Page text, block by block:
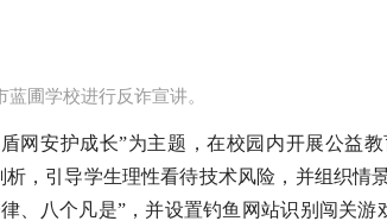
圃学校进行反诈宣讲​。
网安护成长”为主题，在校园内开展公益
，引导学生理性看待技术风险，并组织情
、八个凡是”，并设置钓鱼网站识别闯关游